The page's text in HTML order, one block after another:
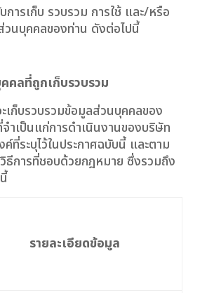
การเก็บ รวบรวม การใช้ และ/หรือ
วนบุคคลของท่าน ดังต่อไปนี้
คลที่ถูกเก็บรวบรวม
รวบรวมข้อมูลส่วนบุคคลของ
ำเป็นแก่การดำเนินงานของบริษัท
ที่ระบุไว้ในประกาศฉบับนี้ และตาม
ธีการที่ชอบด้วยกฎหมาย ซึ่งรวมถึง
รายละเอียดข้อมูล